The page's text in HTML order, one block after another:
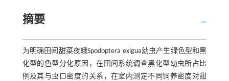
摘要
为明确田间甜菜夜蛾Spodoptera exigua幼虫产生绿色型和黑
化型的色型分化原因，在田间系统调查黑化型幼虫所占比
例及其与虫口密度的关系，在室内测定不同饲养密度对甜